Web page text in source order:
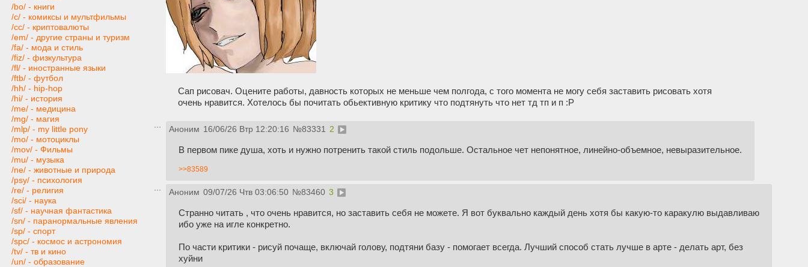
/bo/ - книги
/c/ - комиксы и мультфильмы
/cc/ - криптовалюты
/em/ - другие страны и туризм
/fa/ - мода и стиль
/fiz/ - физкультура
/fl/ - иностранные языки
/ftb/ - футбол
/hh/ - hip-hop
/hi/ - история
/me/ - медицина
/mg/ - магия
/mlp/ - my little pony
/mo/ - мотоциклы
/mov/ - Фильмы
/mu/ - музыка
/ne/ - животные и природа
/psy/ - психология
/re/ - религия
/sci/ - наука
/sf/ - научная фантастика
/sn/ - паранормальные явления
/sp/ - спорт
/spc/ - космос и астрономия
/tv/ - тв и кино
/un/ - образование
Сап рисовач. Оцените работы, давность которых не меньше чем полгода, с того момента не могу себя заставить рисовать хотя
очень нравится. Хотелось бы почитать обьективную критику что подтянуть что нет тд тп и п :Р
Аноним 16/06/26 Втр 12:20:16 №83331 2
В первом пике душа, хоть и нужно потренить такой стиль подольше. Остальное чет непонятное, линейно-объемное, невыразительное.
>>83589
Аноним 09/07/26 Чтв 03:06:50 №83460 3
Странно читать , что очень нравится, но заставить себя не можете. Я вот буквально каждый день хотя бы какую-то каракулю выдавливаю
ибо уже на игле конкретно.
По части критики - рисуй почаще, включай голову, подтяни базу - помогает всегда. Лучший способ стать лучше в арте - делать арт, без
хуйни